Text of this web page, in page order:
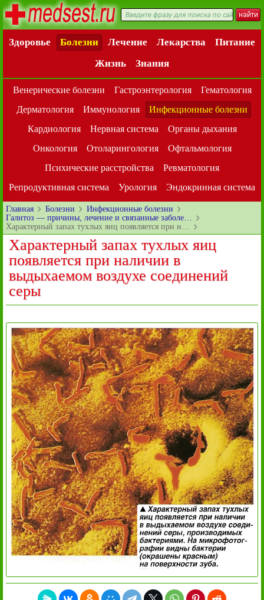
Здоровье Болезни Лечение Лекарства
Питание
Жизнь
Знания
Венерические болезни Гастроэнтерология
Гематология
Дерматология
Иммунология
Инфекционные болезни
Кардиология
Нервная система
Органы дыхания
Онкология
Отоларингология
Офтальмология
Психические расстройства
Ревматология
Репродуктивная система
Урология Эндокринная система
Главная Болезни
Инфекционные болезни
Галитоз — причины, лечение и связанные заболе…
Характерный запах тухлых яиц появляется при н…
Характерный запах тухлых яиц
появляется при наличии в
выдыхаемом воздухе соединений
серы